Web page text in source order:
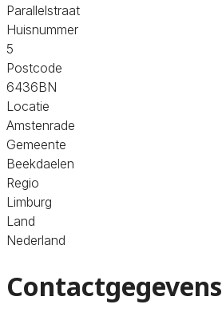
Parallelstraat
Huisnummer
5
Postcode
6436BN
Locatie
Amstenrade
Gemeente
Beekdaelen
Regio
Limburg
Land
Nederland
Contactgegevens